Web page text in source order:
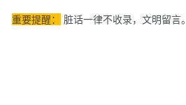
重要提醒： 脏话一律不收录，文明留言。